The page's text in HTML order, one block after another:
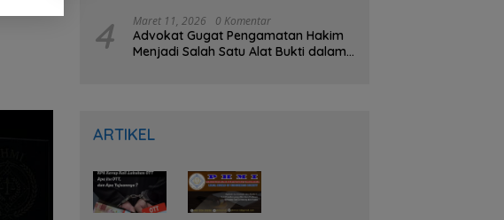
4 Maret 11, 2026 0 Komentar
Advokat Gugat Pengamatan Hakim
Menjadi Salah Satu Alat Bukti dalam
ARTIKEL